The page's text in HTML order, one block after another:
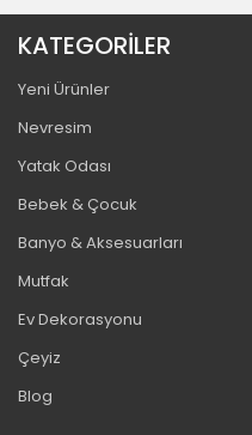
KATEGORİLER
Yeni Ürünler
Nevresim
Yatak Odası
Bebek & Çocuk
Banyo & Aksesuarları
Mutfak
Ev Dekorasyonu
Çeyiz
Blog